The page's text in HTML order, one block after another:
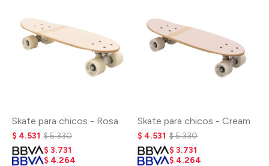
Skate para chicos - Rosa
$ 4.531 $5.330
$ 3.731
$ 4.264
Skate para chicos - Cream
$ 4.531 $5.330
$ 3.731
$ 4.264